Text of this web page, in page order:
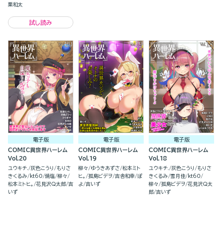
栗和太
試し読み
電子版
COMIC異世界ハーレム
Vol.20
ユウキチ. 灰色こうり
もりさ
きくるみ
kt60 焼塩 柳々
松本ミトヒ。
花見沢Q太郎 吉
いず
電子版
COMIC異世界ハーレム
Vol.19
柳々 ゆうきあずさ 松本ミト
ヒ。
孤島ビデヲ 吉舎和幸 ぽ
よ 吉いず
電子版
COMIC異世界ハーレム
Vol.18
ユウキチ. 灰色こうり
もりさ
きくるみ 雪月佳
kt60
柳々 孤島ビデヲ 花見沢Q太
郎 吉いず